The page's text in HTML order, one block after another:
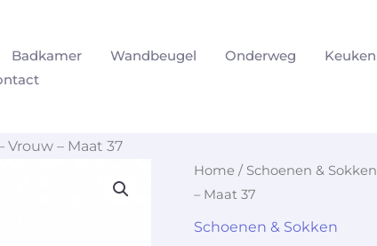
Badkamer Wandbeugel Onderweg Keuken
Vrouw – Maat 37
Home / Schoenen & Sokken
– Maat 37
Schoenen & Sokken